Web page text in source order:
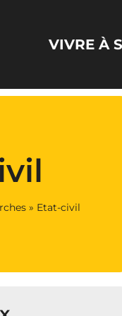
VIVRE À
» Etat-civil